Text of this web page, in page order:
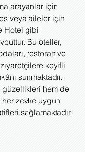
arayanlar için
veya aileler için
Hotel gibi
Bu oteller,
restoran ve
keyifli
sunmaktadır.
hem de
zevke uygun
sağlamaktadır.